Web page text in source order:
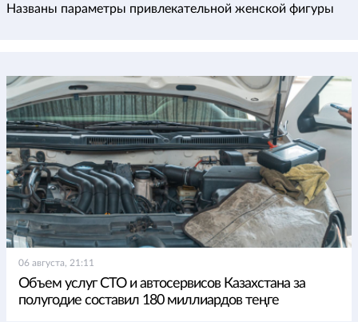
Названы параметры привлекательной женской фигуры
06 августа, 21:11
Объем услуг СТО и автосервисов Казахстана за
полугодие составил 180 миллиардов теңге